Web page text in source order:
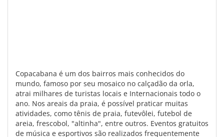
Copacabana é um dos bairros mais conhecidos do
mundo, famoso por seu mosaico no calçadão da orla,
atrai milhares de turistas locais e Internacionais todo o
ano. Nos areais da praia, é possível praticar muitas
atividades, como tênis de praia, futevôlei, futebol de
areia, frescobol, "altinha", entre outros. Eventos gratuitos
de música e esportivos são realizados frequentemente